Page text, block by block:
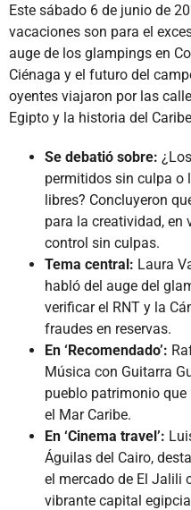
Este sábado 6 de junio de
vacaciones son para el
auge de los glampings en
Ciénaga y el futuro del
oyentes viajaron por las
Egipto y la historia del
Se debatió sobre:
permitidos sin culpa o
libres? Concluyeron
para la creatividad, en
control sin culpas.
Tema central: Laura
habló del auge del
verificar el RNT y la
fraudes en reservas.
En ‘Recomendado’:
Música con Guitarra
pueblo patrimonio
el Mar Caribe.
En ‘Cinema travel’:
Águilas del Cairo,
el mercado de El Jalili
vibrante capital